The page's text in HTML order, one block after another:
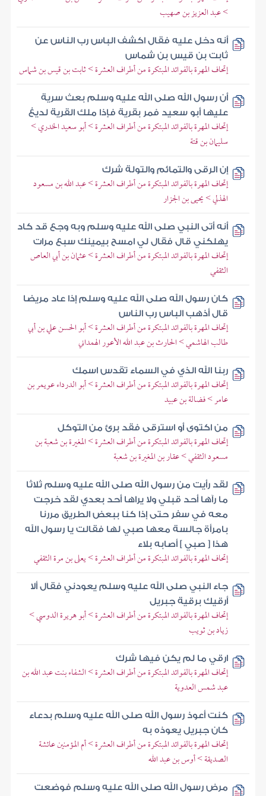
> عبد العزيز بن صهيب
أنه دخل عليه فقال اكشف الباس رب الناس عن
ثابت بن قيس بن شماس
إتحاف المهرة بالفوائد المبتكرة من أطراف العشرة > ثابت بن قيس بن شماس
أن رسول الله صلى الله عليه وسلم بعث سرية
عليها أبو سعيد فمر بقرية فإذا ملك القرية لديغ
إتحاف المهرة بالفوائد المبتكرة من أطراف العشرة > أبو سعيد الخدري >
سليمان بن قتة
إن الرقى والتمائم والتولة شرك
إتحاف المهرة بالفوائد المبتكرة من أطراف العشرة > عبد الله بن مسعود
الهذلي > يحيى بن الجزار
أنه أتى النبي صلى الله عليه وسلم وبه وجع قد كاد
يهلكني قال فقال لي امسح بيمينك سبع مرات
إتحاف المهرة بالفوائد المبتكرة من أطراف العشرة > عثمان بن أبي العاص
الثقفي
كان رسول الله صلى الله عليه وسلم إذا عاد مريضا
قال أذهب الباس رب الناس
إتحاف المهرة بالفوائد المبتكرة من أطراف العشرة > أبو الحسن علي بن أبي
طالب الهاشمي > الحارث بن عبد الله الأعور الهمداني
ربنا الله الذي في السماء تقدس اسمك
إتحاف المهرة بالفوائد المبتكرة من أطراف العشرة > أبو الدرداء عويمر بن
عامر > فضالة بن عبيد
من اكتوى أو استرقى فقد برئ من التوكل
إتحاف المهرة بالفوائد المبتكرة من أطراف العشرة > المغيرة بن شعبة بن
مسعود الثقفي > عقار بن المغيرة بن شعبة
لقد رأيت من رسول الله صلى الله عليه وسلم ثلاثا
ما رآها أحد قبلي ولا يراها أحد بعدي لقد خرجت
معه في سفر حتى إذا كنا ببعض الطريق مررنا
بامرأة جالسة معها صبي لها فقالت يا رسول الله
هذا [ صبي ] أصابه بلاء
إتحاف المهرة بالفوائد المبتكرة من أطراف العشرة > يعلى بن مرة الثقفي
جاء النبي صلى الله عليه وسلم يعودني فقال ألا
أرقيك برقية جبريل
إتحاف المهرة بالفوائد المبتكرة من أطراف العشرة > أبو هريرة الدوسي >
زياد بن ثويب
ارقي ما لم يكن فيها شرك
إتحاف المهرة بالفوائد المبتكرة من أطراف العشرة > الشفاء بنت عبد الله بن
عبد شمس العدوية
كنت أعوذ رسول الله صلى الله عليه وسلم بدعاء
كان جبريل يعوذه به
إتحاف المهرة بالفوائد المبتكرة من أطراف العشرة > أم المؤمنين عائشة
الصديقة > أوس بن عبد الله
مرض رسول الله صلى الله عليه وسلم فوضعت